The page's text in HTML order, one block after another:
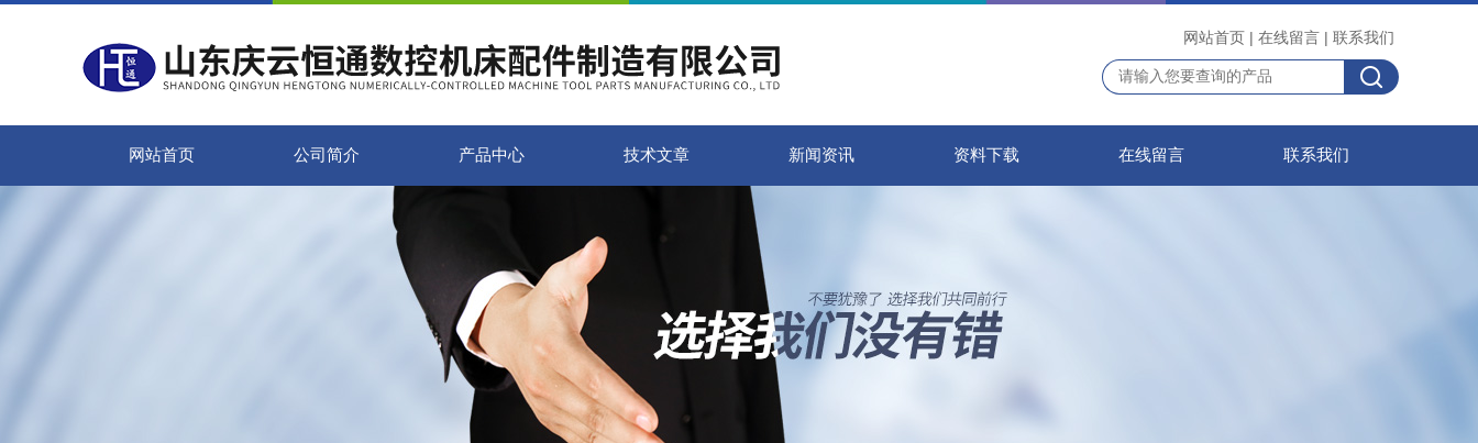
网站首页 | 在线留言 | 联系我们
网站首页 公司简介 产品中心 技术文章 新闻资讯 资料下载 在线留言 联系我们